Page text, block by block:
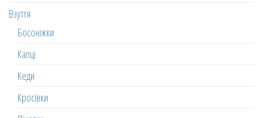
Взуття
Босоніжки
Капці
Кеди
Кросівки